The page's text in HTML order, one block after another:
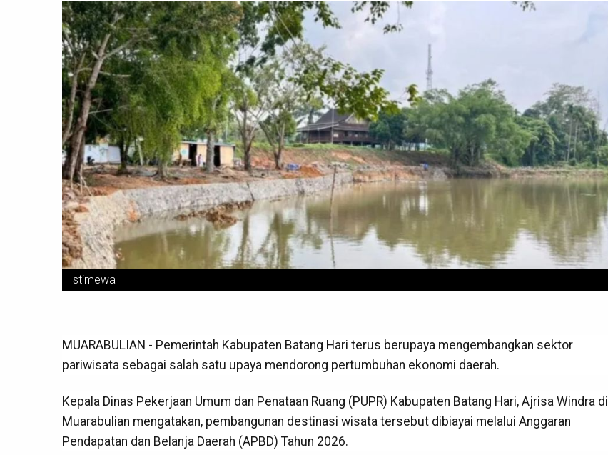
Istimewa
MUARABULIAN - Pemerintah Kabupaten Batang Hari terus berupaya mengembangkan sektor
pariwisata sebagai salah satu upaya mendorong pertumbuhan ekonomi daerah.
Kepala Dinas Pekerjaan Umum dan Penataan Ruang (PUPR) Kabupaten Batang Hari, Ajrisa Windra di
Muarabulian mengatakan, pembangunan destinasi wisata tersebut dibiayai melalui Anggaran
Pendapatan dan Belanja Daerah (APBD) Tahun 2026.